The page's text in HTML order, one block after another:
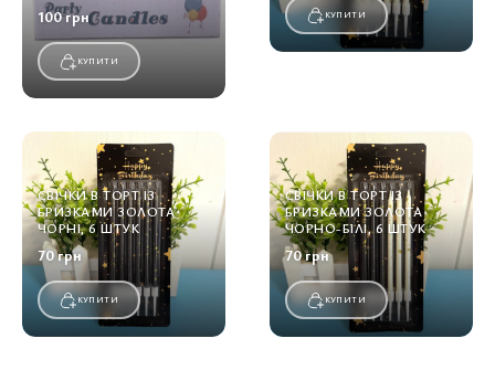
100 грн
КУПИТИ
КУПИТИ
СВІЧКИ В ТОРТ ІЗ
БРИЗКАМИ ЗОЛОТА
ЧОРНІ, 6 ШТУК
70 грн
КУПИТИ
СВІЧКИ В ТОРТ ІЗ
БРИЗКАМИ ЗОЛОТА
ЧОРНО-БІЛІ, 6 ШТУК
70 грн
КУПИТИ